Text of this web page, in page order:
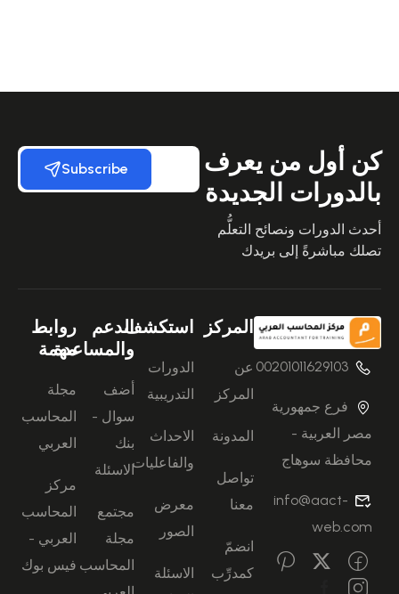
كن أول من يعرف
بالدورات الجديدة
أحدث الدورات ونصائح التعلُّم
تصلك مباشرةً إلى بريدك
Subscribe
00201011629103
فرع جمهورية
مصر العربية -
محافظة سوهاج
info@aact-
web.com
المركز
عن
المركز
المدونة
تواصل
معنا
انضمّ
كمدرِّب
استكشف
الدورات
التدريبية
الاحداث
والفاعليات
معرض
الصور
الاسئلة
الدعم
والمساعدة
أضف
سوال -
بنك
الاسئلة
مجتمع
مجلة
المحاسب
روابط
مهمة
مجلة
المحاسب
العربي
مركز
المحاسب
العربي -
فيس بوك